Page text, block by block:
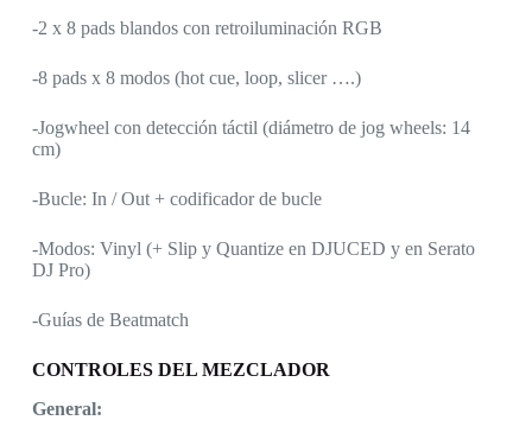
-2 x 8 pads blandos con retroiluminación RGB
-8 pads x 8 modos (hot cue, loop, slicer ….)
-Jogwheel con detección táctil (diámetro de jog wheels: 14
cm)
-Bucle: In / Out + codificador de bucle
-Modos: Vinyl (+ Slip y Quantize en DJUCED y en Serato
DJ Pro)
-Guías de Beatmatch
CONTROLES DEL MEZCLADOR
General: